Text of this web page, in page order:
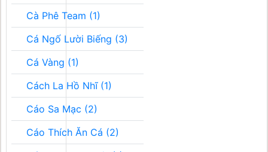
Cà Phê Team (1)
Cá Ngố Lười Biếng (3)
Cá Vàng (1)
Cách La Hồ Nhĩ (1)
Cáo Sa Mạc (2)
Cáo Thích Ăn Cá (2)